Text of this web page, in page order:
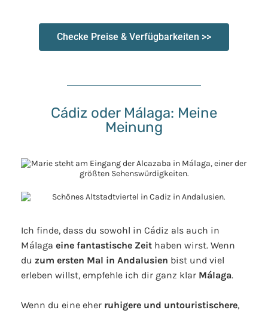
Checke Preise & Verfügbarkeiten >>
Cádiz oder Málaga: Meine
Meinung
Ich finde, dass du sowohl in Cádiz als auch in
Málaga eine fantastische Zeit haben wirst. Wenn
du zum ersten Mal in Andalusien bist und viel
erleben willst, empfehle ich dir ganz klar Málaga.
Wenn du eine eher ruhigere und untouristischere,